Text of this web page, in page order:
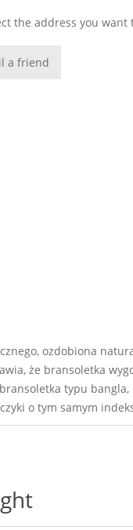
the address you want
a friend
ozdobiona
że bransoletka
typu
o tym samym